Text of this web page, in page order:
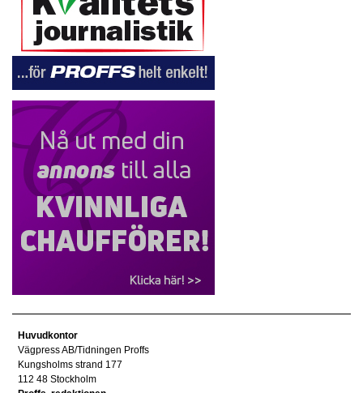
Huvudkontor
Vägpress AB/Tidningen Proffs
Kungsholms strand 177
112 48 Stockholm